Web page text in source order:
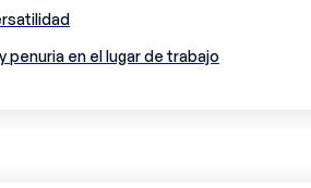
penuria en el lugar de trabajo